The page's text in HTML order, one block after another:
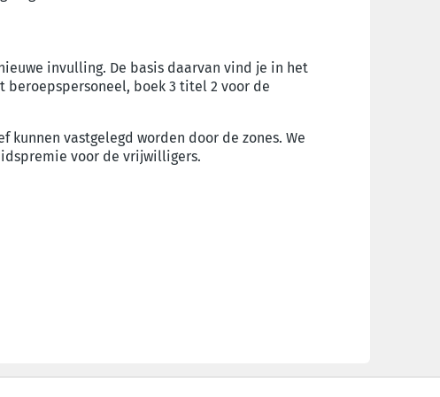
invulling. De basis daarvan vind je in het
beroepspersoneel, boek 3 titel 2 voor de
kunnen vastgelegd worden door de zones. We
voor de vrijwilligers.